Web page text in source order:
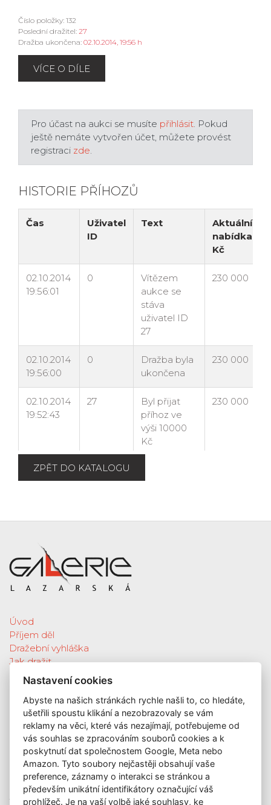
Číslo položky: 132
Poslední dražitel: 27
Dražba ukončena: 02.10.2014, 19:56 h
VÍCE O DÍLE
Pro účast na aukci se musíte přihlásit. Pokud
ještě nemáte vytvořen účet, můžete provést
registraci zde.
HISTORIE PŘÍHOZŮ
ZPĚT DO KATALOGU
Úvod
Příjem děl
Dražební vyhláška
Jak dražit
Galerie
Katalog vydražených děl
O nás
GDPR
Kontakt
KONTAKT
GALERIE LAZARSKÁ
Lazarská 7
110 00 Praha 1
Nastavení cookies
Abyste na našich stránkách rychle našli to, co hledáte,
ušetřili spoustu klikání a nezobrazovaly se vám
reklamy na věci, které vás nezajímají, potřebujeme od
vás souhlas se zpracováním souborů cookies a k
poskytnutí dat společnostem Google, Meta nebo
Amazon. Tyto soubory nejčastěji obsahují vaše
preference, záznamy o interakci se stránkou a
především unikátní identifikátory označující váš
prohlížeč. Je na vaší volbě jaké souhlasy, ke